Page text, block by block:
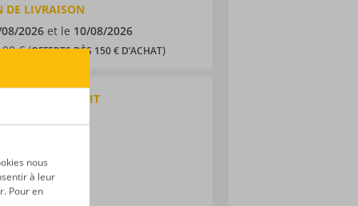
DE LIVRAISON
2026et le 10/08/2026
€ (OFFERTS DÈS 150 € D’ACHAT)
DU PRODUIT
agricole
nous
à leur
Pour en